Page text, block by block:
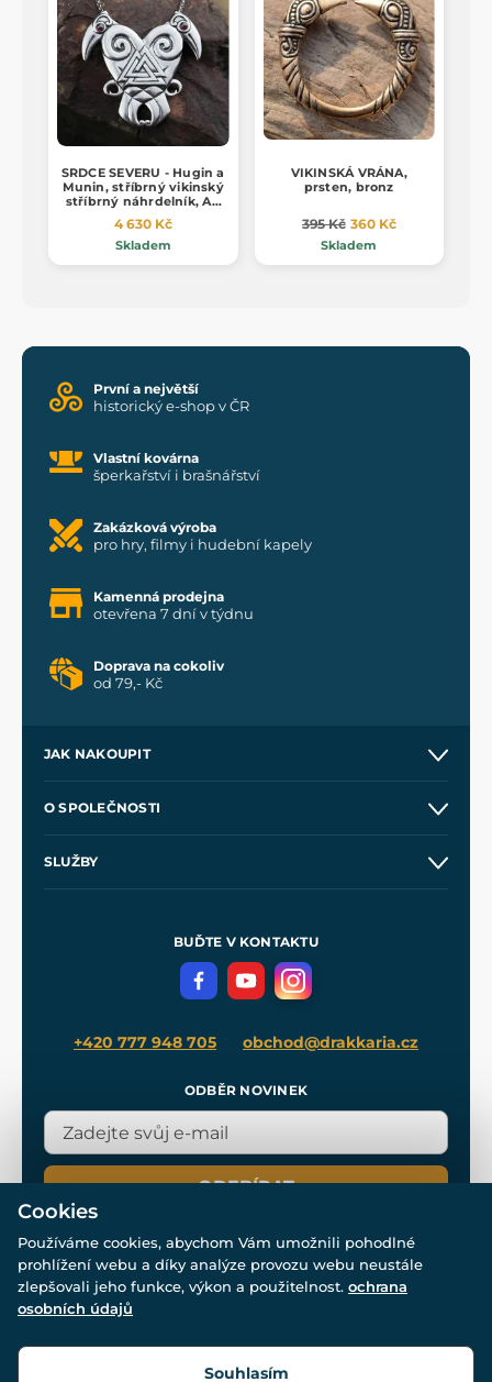
SRDCE SEVERU - Hugin a
Munin, stříbrný vikinský
stříbrný náhrdelník, Ag
925, 24g
4 630 Kč
Skladem
VIKINSKÁ VRÁNA,
prsten, bronz
395 Kč 360 Kč
Skladem
První a největší
historický e-shop v ČR
Vlastní kovárna
šperkařství i brašnářství
Zakázková výroba
pro hry, filmy i hudební kapely
Kamenná prodejna
otevřena 7 dní v týdnu
Doprava na cokoliv
od 79,- Kč
JAK NAKOUPIT
Velkoobchod
O SPOLEČNOSTI
SLUŽBY
Meče pro Kingdom Come
BUĎTE V KONTAKTU
+420 777 948 705 obchod@drakkaria.cz
ODBĚR NOVINEK
ODEBÍRAT
© Všechna práva vyhrazena. www.drakkaria.cz 2007-2026.
Cookies
Používáme cookies, abychom Vám umožnili pohodlné
prohlížení webu a díky analýze provozu webu neustále
zlepšovali jeho funkce, výkon a použitelnost. ochrana
osobních údajů
Souhlasím